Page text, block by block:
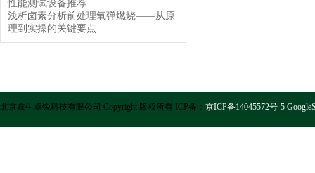
性能测试设备推荐
浅析卤素分析前处理氧弹燃烧——从原
理到实操的关键要点
北京鑫生卓锐科技有限公司 Copyright 版权所有 ICP备： 京ICP备14045572号-5